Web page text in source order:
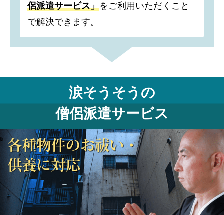
侶派遣サービス」をご利用いただくこと
で解決できます。
涙そうそうの
僧侶派遣サービス